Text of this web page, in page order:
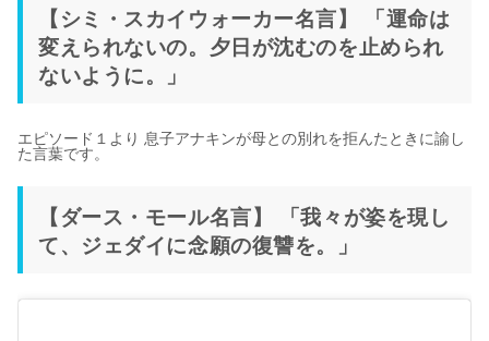
【シミ・スカイウォーカー名言】 「運命は
変えられないの。夕日が沈むのを止められ
ないように。」
エピソード１より 息子アナキンが母との別れを拒んたときに諭し
た言葉です。
【ダース・モール名言】 「我々が姿を現し
て、ジェダイに念願の復讐を。」